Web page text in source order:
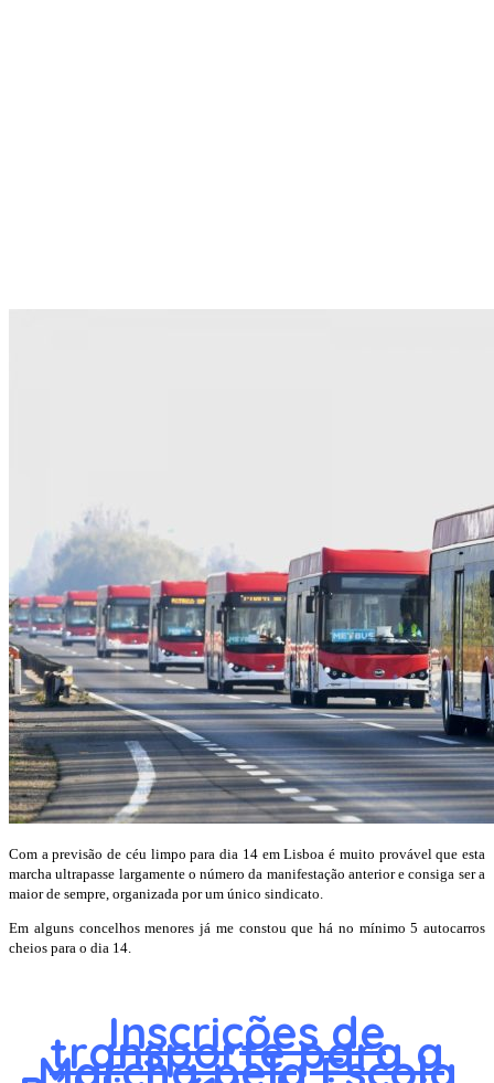
Com a previsão de céu limpo para dia 14 em Lisboa é muito provável que esta
marcha ultrapasse largamente o número da manifestação anterior e consiga ser a
maior de sempre, organizada por um único sindicato.
Em alguns concelhos menores já me constou que há no mínimo 5 autocarros
cheios para o dia 14.
Inscrições de
transporte para a
Marcha pela Escola